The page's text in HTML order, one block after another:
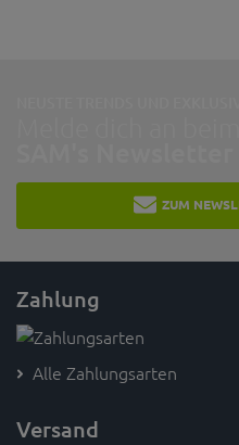
ZUM
Zahlung
Alle Zahlungsarten
Versand